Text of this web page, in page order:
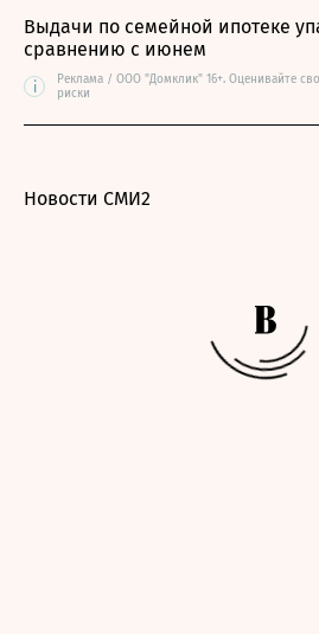
Выдачи по семейной ипотеке
сравнению с июнем
i
Реклама / ООО "Домклик" 16+. Оценивайте
риски
Новости СМИ2